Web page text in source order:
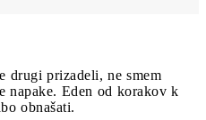
drugi prizadeli, ne smem
napake. Eden od korakov k
obnašati.